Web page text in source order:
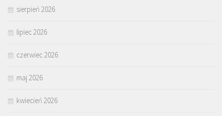
sierpień 2026
lipiec 2026
czerwiec 2026
maj 2026
kwiecień 2026